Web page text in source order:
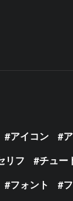
アイコン
リフ チュー
フォント